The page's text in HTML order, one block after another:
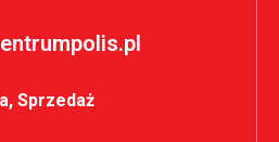
Sprzedaż